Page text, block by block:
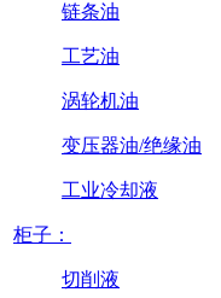
链条油
工艺油
涡轮机油
变压器油/绝缘油
工业冷却液
柜子：
切削液